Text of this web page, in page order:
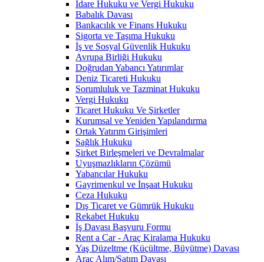
İdare Hukuku ve Vergi Hukuku
Babalık Davası
Bankacılık ve Finans Hukuku
Sigorta ve Taşıma Hukuku
İş ve Sosyal Güvenlik Hukuku
Avrupa Birliği Hukuku
Doğrudan Yabancı Yatırımlar
Deniz Ticareti Hukuku
Sorumluluk ve Tazminat Hukuku
Vergi Hukuku
Ticaret Hukuku Ve Şirketler
Kurumsal ve Yeniden Yapılandırma
Ortak Yatırım Girişimleri
Sağlık Hukuku
Şirket Birleşmeleri ve Devralmalar
Uyuşmazlıkların Çözümü
Yabancılar Hukuku
Gayrimenkul ve İnşaat Hukuku
Ceza Hukuku
Dış Ticaret ve Gümrük Hukuku
Rekabet Hukuku
İş Davası Başvuru Formu
Rent a Car - Araç Kiralama Hukuku
Yaş Düzeltme (Küçültme, Büyütme) Davası
Araç Alım/Satım Davası